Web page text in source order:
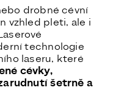
drobné cévní
vzhled pleti, ale i
technologie
laseru, které
cévky,
šetrně a